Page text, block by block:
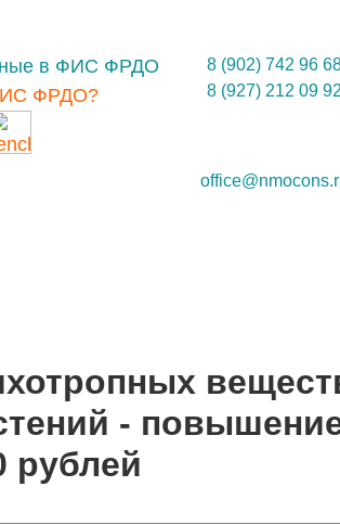
в ФИС ФРДО
ФРДО?
8 (902) 742 96
8 (927) 212 09 92
-
рублей